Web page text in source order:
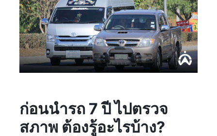
ก่อนนำรถ 7 ปี ไปตรวจ
สภาพ ต้องรู้อะไรบ้าง?